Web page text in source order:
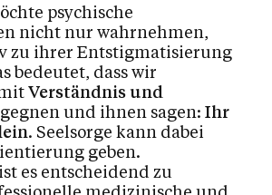
psychische
nicht nur wahrnehmen,
zu ihrer Entstigmatisierung
bedeutet, dass wir
Verständnis und
und ihnen sagen: Ihr
. Seelsorge kann dabei
geben.
es entscheidend zu